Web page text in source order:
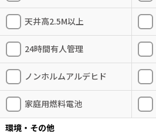
天井高2.5M以上
24時間有人管理
ノンホルムアルデヒド
家庭用燃料電池
環境・その他